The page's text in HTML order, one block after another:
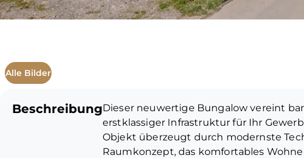
Alle Bilder
BeschreibungDieser neuwertige Bungalow vereint
erstklassiger Infrastruktur für Ihr
Objekt überzeugt durch modernste
Raumkonzept, das komfortables